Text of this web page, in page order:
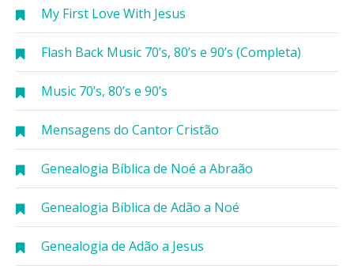
My First Love With Jesus
Flash Back Music 70’s, 80’s e 90’s (Completa)
Music 70’s, 80’s e 90’s
Mensagens do Cantor Cristão
Genealogia Bíblica de Noé a Abraão
Genealogia Bíblica de Adão a Noé
Genealogia de Adão a Jesus